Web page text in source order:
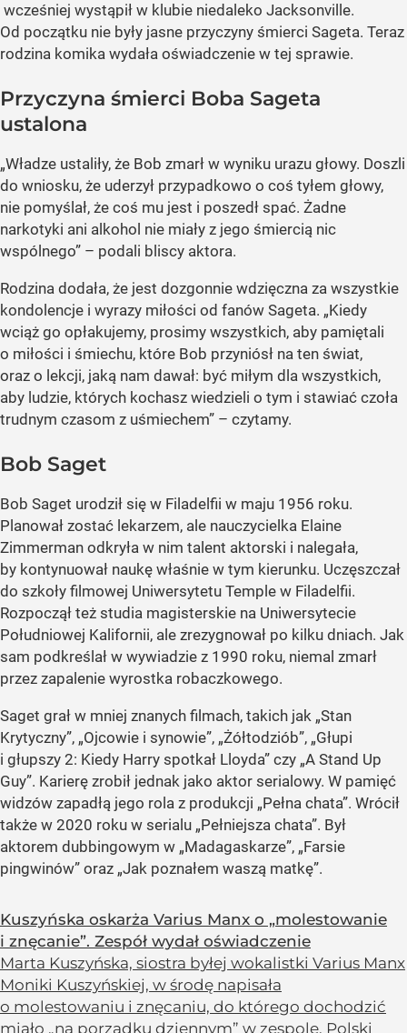
wcześniej wystąpił w klubie niedaleko Jacksonville.
Od początku nie były jasne przyczyny śmierci Sageta. Teraz
rodzina komika wydała oświadczenie w tej sprawie.
Przyczyna śmierci Boba Sageta
ustalona
„Władze ustaliły, że Bob zmarł w wyniku urazu głowy. Doszli
do wniosku, że uderzył przypadkowo o coś tyłem głowy,
nie pomyślał, że coś mu jest i poszedł spać. Żadne
narkotyki ani alkohol nie miały z jego śmiercią nic
wspólnego” – podali bliscy aktora.
Rodzina dodała, że jest dozgonnie wdzięczna za wszystkie
kondolencje i wyrazy miłości od fanów Sageta. „Kiedy
wciąż go opłakujemy, prosimy wszystkich, aby pamiętali
o miłości i śmiechu, które Bob przyniósł na ten świat,
oraz o lekcji, jaką nam dawał: być miłym dla wszystkich,
aby ludzie, których kochasz wiedzieli o tym i stawiać czoła
trudnym czasom z uśmiechem” – czytamy.
Bob Saget
Bob Saget urodził się w Filadelfii w maju 1956 roku.
Planował zostać lekarzem, ale nauczycielka Elaine
Zimmerman odkryła w nim talent aktorski i nalegała,
by kontynuował naukę właśnie w tym kierunku. Uczęszczał
do szkoły filmowej Uniwersytetu Temple w Filadelfii.
Rozpoczął też studia magisterskie na Uniwersytecie
Południowej Kalifornii, ale zrezygnował po kilku dniach. Jak
sam podkreślał w wywiadzie z 1990 roku, niemal zmarł
przez zapalenie wyrostka robaczkowego.
Saget grał w mniej znanych filmach, takich jak „Stan
Krytyczny”, „Ojcowie i synowie”, „Żółtodziób”, „Głupi
i głupszy 2: Kiedy Harry spotkał Lloyda” czy „A Stand Up
Guy”. Karierę zrobił jednak jako aktor serialowy. W pamięć
widzów zapadłą jego rola z produkcji „Pełna chata”. Wrócił
także w 2020 roku w serialu „Pełniejsza chata”. Był
aktorem dubbingowym w „Madagaskarze”, „Farsie
pingwinów” oraz „Jak poznałem waszą matkę”.
Kuszyńska oskarża Varius Manx o „molestowanie
i znęcanie”. Zespół wydał oświadczenie
Marta Kuszyńska, siostra byłej wokalistki Varius Manx
Moniki Kuszyńskiej, w środę napisała
o molestowaniu i znęcaniu, do którego dochodzić
miało „na porządku dziennym” w zespole. Polski